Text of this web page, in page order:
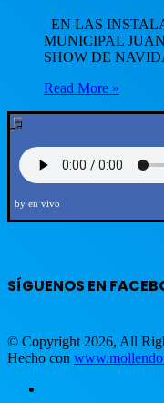
EN LAS
MUNICIPAL
SHOW DE
Read More »
by en vivo
SÍGUENOS EN
© Copyright 2026, All
Hecho con